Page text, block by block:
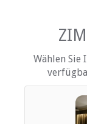
Heizung
Terrasse
Safe für
Wählen Sie